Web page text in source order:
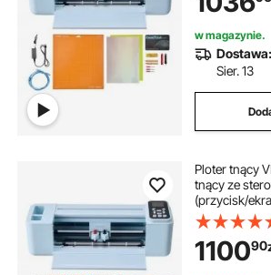
w magazynie.
Dostawa:
Sier. 13
Ploter tnący
tnący ze
(przycisk/
systemami
Mac/
tnący do
dekoracji
110090